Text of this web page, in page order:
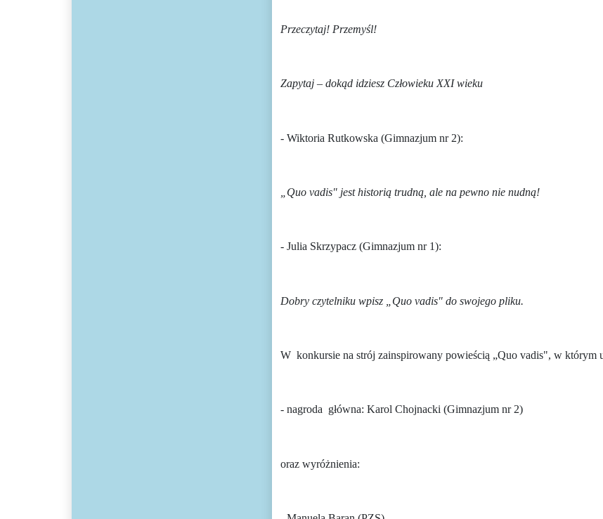
Przeczytaj! Przemyśl!
Zapytaj – dokąd idziesz Człowieku XXI wieku
- Wiktoria Rutkowska (Gimnazjum nr 2):
„Quo vadis" jest historią trudną, ale na pewno nie nudną!
- Julia Skrzypacz (Gimnazjum nr 1):
Dobry czytelniku wpisz „Quo vadis" do swojego pliku.
W konkursie na strój zainspirowany powieścią „Quo vadis", w którym
- nagroda główna: Karol Chojnacki (Gimnazjum nr 2)
oraz wyróżnienia: